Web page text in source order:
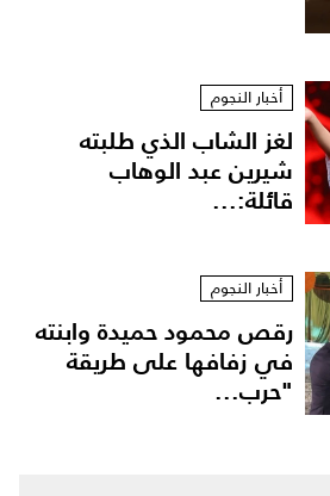
أخبار النجوم
لغز الشاب الذي طلبته
شيرين عبد الوهاب
قائلة:...
أخبار النجوم
رقص محمود حميدة وابنته
في زفافها على طريقة
"حرب...